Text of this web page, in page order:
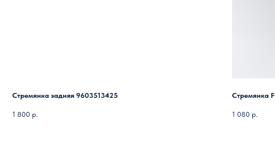
Стремянка задняя 9603513425
1 800 р.
Стремянка
1 080 р.